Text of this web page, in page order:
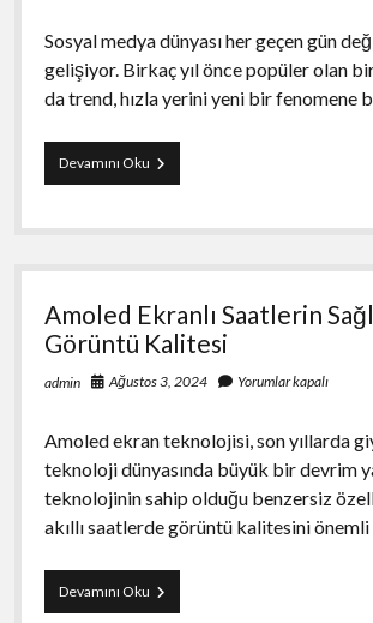
Sosyal medya dünyası her geçen gün
gelişiyor. Birkaç yıl önce popüler olan
da trend, hızla yerini yeni bir fenomene
Devamını OkuSosyal
Medya
ile
Medya
Takip
Etme
Amoled Ekranlı Saatlerin
Görüntü Kalitesi
admin Ağustos 3, 2024 Yorumlar kapalı
Amoled ekran teknolojisi, son yıllarda
teknoloji dünyasında büyük bir devrim
teknolojinin sahip olduğu benzersiz
akıllı saatlerde görüntü kalitesini
Devamını OkuAmoled
Ekranlı